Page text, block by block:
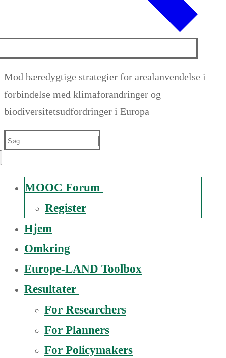
Mod bæredygtige strategier for arealanvendelse i
forbindelse med klimaforandringer og
biodiversitetsudfordringer i Europa
Suche
MOOC Forum
Register
Hjem
Omkring
Europe-LAND Toolbox
Resultater
For Researchers
For Planners
For Policymakers